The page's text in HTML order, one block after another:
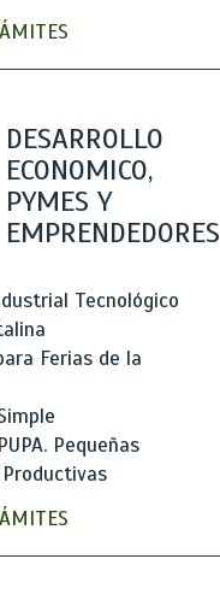
DESARROLLO
ECONOMICO,
PYMES Y
EMPRENDEDORES
Tecnológico
Ferias de la
Pequeñas